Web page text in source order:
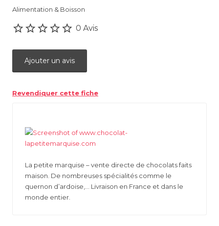
Alimentation & Boisson
0 Avis
Ajouter un avis
Revendiquer cette fiche
La petite marquise – vente directe de chocolats faits
maison. De nombreuses spécialités comme le
quernon d’ardoise,… Livraison en France et dans le
monde entier.